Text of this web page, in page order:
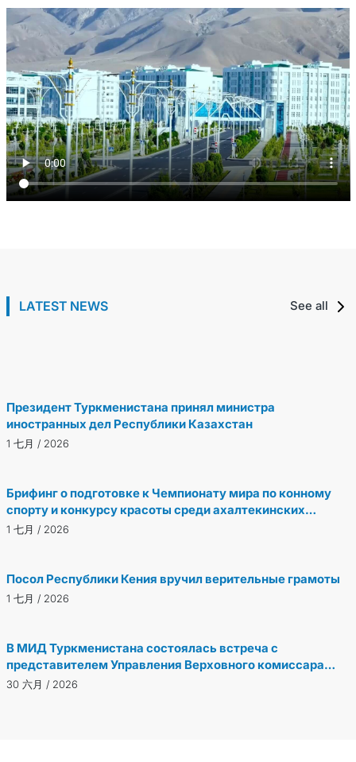
LATEST NEWS See all
Международной организации труда
В Ашхабаде состоялись переговоры
Президент Туркменистана принял министра
иностранных дел Республики Казахстан
1 七月 / 2026
Брифинг о подготовке к Чемпионату мира по конному
спорту и конкурсу красоты среди ахалтекинских
лошадей в Нидерландах
1 七月 / 2026
Посол Республики Кения вручил верительные грамоты
1 七月 / 2026
В МИД Туркменистана состоялась встреча с
представителем Управления Верховного комиссара
ООН по правам человека
30 六月 / 2026